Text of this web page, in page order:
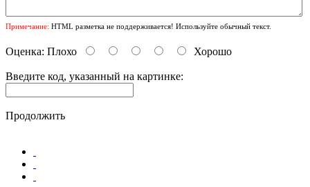
Примечание: HTML разметка не поддерживается! Используйте обычный текст.
Оценка: Плохо Хорошо
Введите код, указанный на картинке:
Продолжить